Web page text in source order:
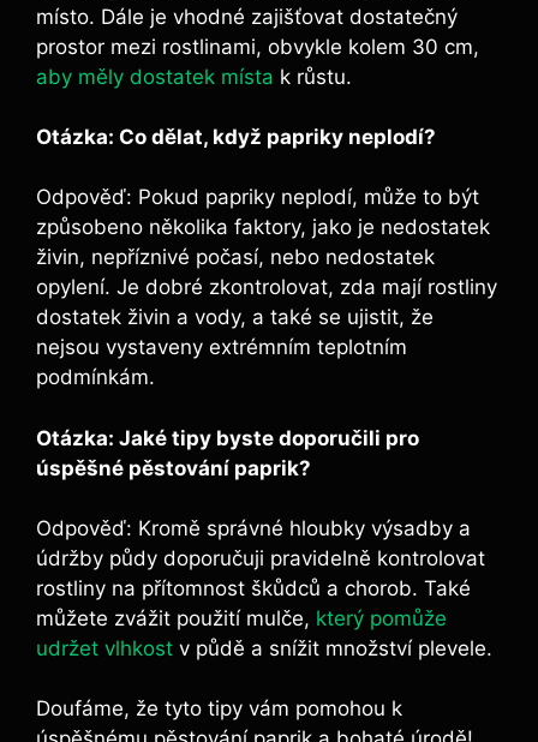
místo. Dále‌ je vhodné zajišťovat dostatečný
prostor mezi rostlinami, obvykle kolem‍ 30 cm,
aby měly dostatek místa ⁣k⁢ růstu.
Otázka:‌ Co⁢ dělat, když papriky neplodí?
Odpověď: Pokud papriky neplodí, může to být
způsobeno​ několika faktory, jako je⁢ nedostatek
živin, nepříznivé počasí, nebo⁢ nedostatek
opylení. Je dobré zkontrolovat, zda mají ‍rostliny
dostatek‍ živin a vody, ‍a také ‍se ujistit, že
nejsou vystaveny extrémním teplotním
⁣podmínkám.
Otázka: Jaké tipy‍ byste ⁣doporučili pro
úspěšné pěstování ⁣paprik?
Odpověď: Kromě správné hloubky výsadby a
údržby půdy‌ doporučuji‌ pravidelně kontrolovat
rostliny na přítomnost škůdců a chorob. ⁢Také
můžete zvážit použití mulče, který pomůže
udržet vlhkost v půdě​ a snížit množství plevele.
Doufáme, že tyto tipy vám pomohou k